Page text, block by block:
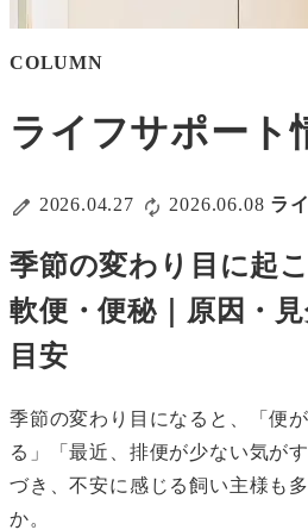
COLUMN
ライフサポート
2026.04.27 2026.06.08 ラ
季節の変わり目に起
軟便・便秘｜原因・
目安
季節の変わり目になると、「便
る」「最近、排便が少ない気が
づき、不安に感じる飼い主様も
か。